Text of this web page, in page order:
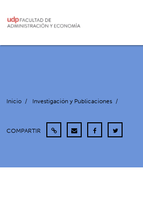
Inicio / Investigación y Publicaciones /
COMPARTIR